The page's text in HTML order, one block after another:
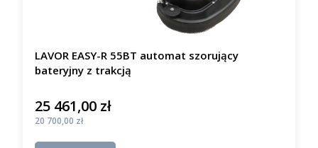
LAVOR EASY-R 55BT automat szorujący
bateryjny z trakcją
Cena
25 461,00 zł
Cena
20 700,00 zł